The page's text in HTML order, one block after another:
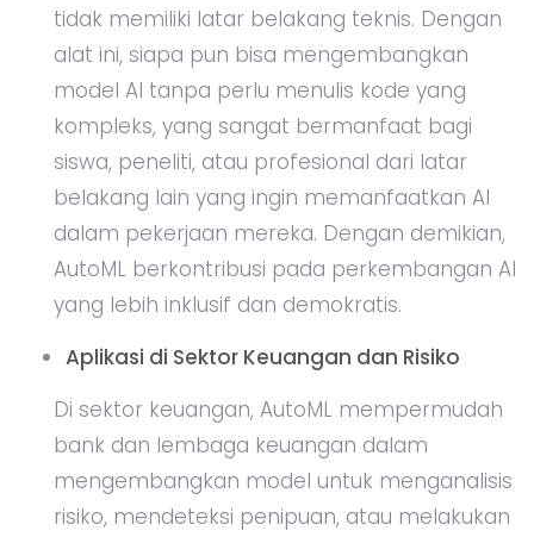
tidak memiliki latar belakang teknis. Dengan
alat ini, siapa pun bisa mengembangkan
model AI tanpa perlu menulis kode yang
kompleks, yang sangat bermanfaat bagi
siswa, peneliti, atau profesional dari latar
belakang lain yang ingin memanfaatkan AI
dalam pekerjaan mereka. Dengan demikian,
AutoML berkontribusi pada perkembangan AI
yang lebih inklusif dan demokratis.
Aplikasi di Sektor Keuangan dan Risiko
Di sektor keuangan, AutoML mempermudah
bank dan lembaga keuangan dalam
mengembangkan model untuk menganalisis
risiko, mendeteksi penipuan, atau melakukan